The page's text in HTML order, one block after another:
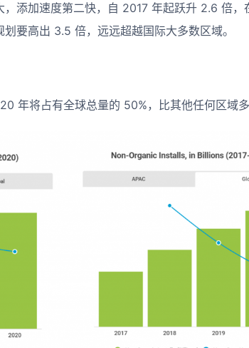
，添加速度第二快，自 2017 年起跃升 2.6 倍
要高出 3.5 倍，远远超越国际大多数区域。
年将占有全球总量的 50%，比其他任何区域多